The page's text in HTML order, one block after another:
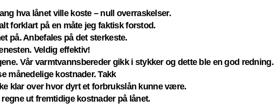
hva lånet ville koste – null overraskelser.
forklart på en måte jeg faktisk forstod.
på. Anbefales på det sterkeste.
Veldig effektiv!
Vår varmtvannsbereder gikk i stykker og dette ble en god redning.
månedelige kostnader. Takk
klar over hvor dyrt et forbrukslån kunne være.
ut fremtidige kostnader på lånet.